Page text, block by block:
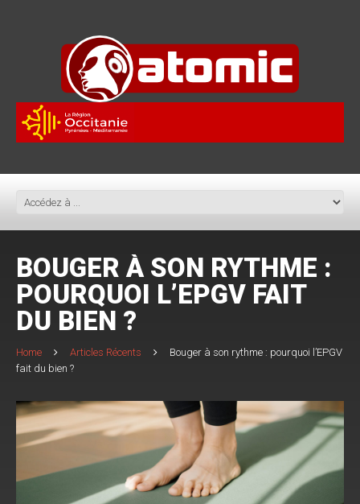
BOUGER À SON RYTHME :
POURQUOI L’EPGV FAIT
DU BIEN ?
Home Articles Récents
Bouger à son rythme : pourquoi l’EPGV
fait du bien ?